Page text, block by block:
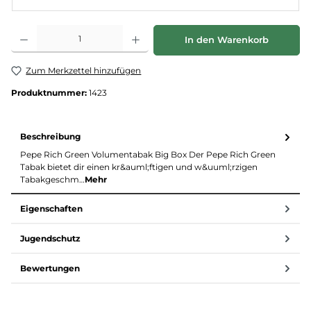
Produkt Anzahl: Gib den gewünschten Wert ein oder benutze die Schaltflächen
In den Warenkorb
Zum Merkzettel hinzufügen
Produktnummer: 1423
Beschreibung
Pepe Rich Green Volumentabak Big Box Der Pepe Rich Green
Tabak bietet dir einen kr&auml;ftigen und w&uuml;rzigen
Tabakgeschm…Mehr
Eigenschaften
Jugendschutz
Bewertungen